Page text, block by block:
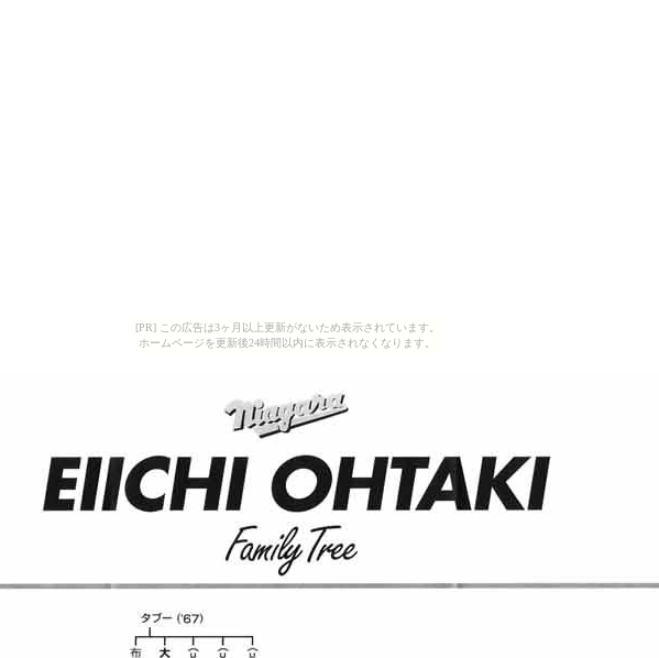
[PR] この広告は3ヶ月以上更新がないため表示されています。
ホームページを更新後24時間以内に表示されなくなります。